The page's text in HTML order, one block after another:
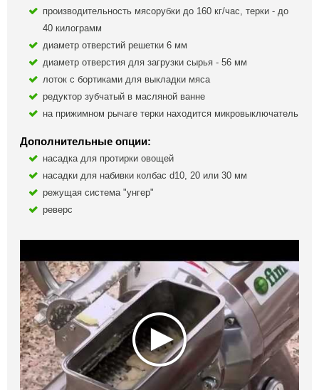
производительность мясорубки до 160 кг/час, терки - до
40 килограмм
диаметр отверстий решетки 6 мм
диаметр отверстия для загрузки сырья - 56 мм
лоток с бортиками для выкладки мяса
редуктор зубчатый в масляной ванне
на прижимном рычаге терки находится микровыключатель
Дополнительные опции:
насадка для протирки овощей
насадки для набивки колбас d10, 20 или 30 мм
режущая система "унгер"
реверс